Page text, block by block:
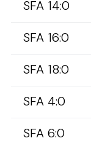
SFA 14:0
SFA 16:0
SFA 18:0
SFA 4:0
SFA 6:0